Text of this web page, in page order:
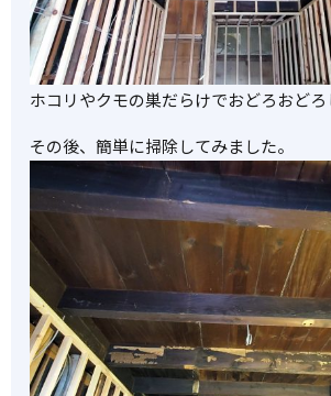
ホコリやクモの巣だらけでおどろおどろ
その後、簡単に掃除してみました。